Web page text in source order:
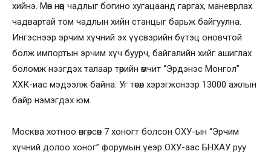
хийнэ. Мөн нөөц чадлыг богино хугацаанд гаргах, маневрлах
чадвартай том чадлын хийн станцыг барьж байгуулна.
Ингэснээр эрчим хүчний эх үүсвэрийн бүтэц оновчтой
болж импортын эрчим хүч буурч, байгалийн хийг ашиглах
боломж нээгдэх талаар төрийн өмчит “Эрдэнэс Монгол”
ХХК-иас мэдээлж байна. Уг төсөл хэрэгжснээр 13000 ажлын
байр нэмэгдэх юм.
Москва хотноо өнгөрсөн 7 хоногт болсон ОХУ-ын “Эрчим
хүчний долоо хоног” форумын үеэр ОХУ-аас БНХАУ руу